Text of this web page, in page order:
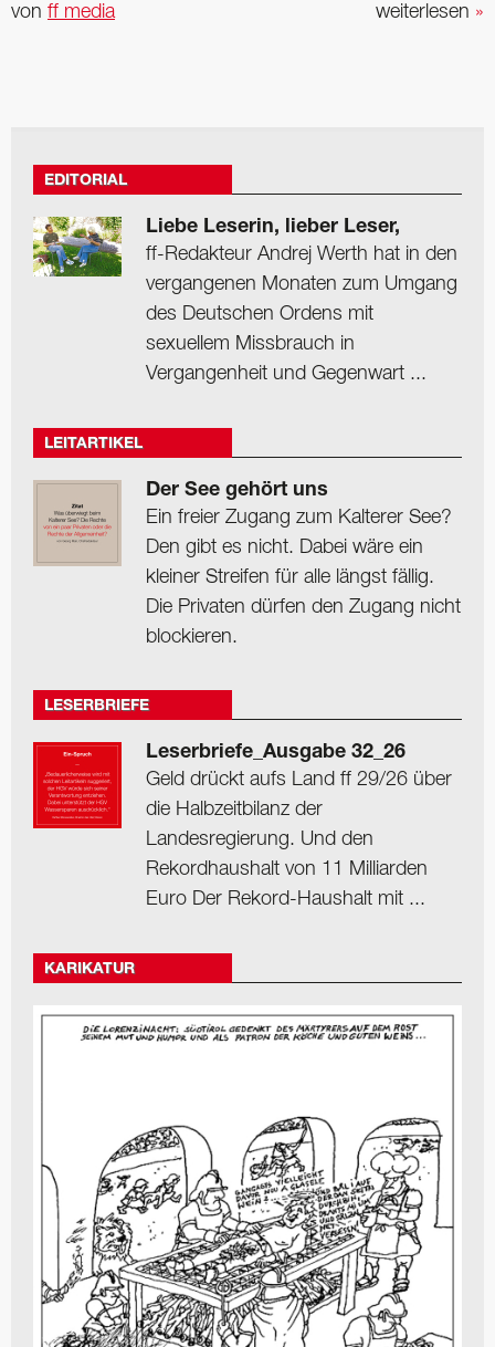
weiterlesen »
von ff media
EDITORIAL
Liebe Leserin, lieber Leser,
ff-Redakteur Andrej Werth hat in den
vergangenen Monaten zum Umgang
des Deutschen Ordens mit
sexuellem Missbrauch in
Vergangenheit und Gegenwart ...
LEITARTIKEL
Der See gehört uns
Ein freier Zugang zum Kalterer See?
Den gibt es nicht. Dabei wäre ein
kleiner Streifen für alle längst fällig.
Die Privaten dürfen den Zugang nicht
blockieren.
LESERBRIEFE
Leserbriefe_Ausgabe 32_26
Geld drückt aufs Land ff 29/26 über
die Halbzeitbilanz der
Landesregierung. Und den
Rekordhaushalt von 11 Milliarden
Euro Der Rekord-Haushalt mit ...
KARIKATUR